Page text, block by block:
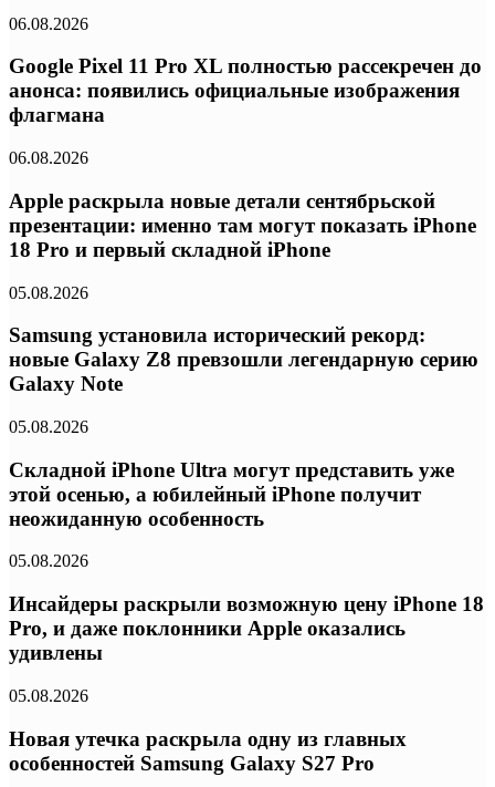
06.08.2026
Google Pixel 11 Pro XL полностью рассекречен до
анонса: появились официальные изображения
флагмана
06.08.2026
Apple раскрыла новые детали сентябрьской
презентации: именно там могут показать iPhone
18 Pro и первый складной iPhone
05.08.2026
Samsung установила исторический рекорд:
новые Galaxy Z8 превзошли легендарную серию
Galaxy Note
05.08.2026
Складной iPhone Ultra могут представить уже
этой осенью, а юбилейный iPhone получит
неожиданную особенность
05.08.2026
Инсайдеры раскрыли возможную цену iPhone 18
Pro, и даже поклонники Apple оказались
удивлены
05.08.2026
Новая утечка раскрыла одну из главных
особенностей Samsung Galaxy S27 Pro